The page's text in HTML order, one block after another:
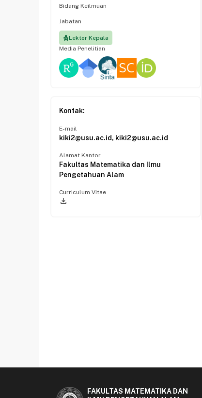
Bidang Keilmuan
Jabatan
Lektor Kepala
Media Penelitian
Kontak:
E-mail
kiki2@usu.ac.id, kiki2@usu.ac.id
Alamat Kantor
Fakultas Matematika dan Ilmu
Pengetahuan Alam
Curriculum Vitae
file_download
FAKULTAS MATEMATIKA DAN